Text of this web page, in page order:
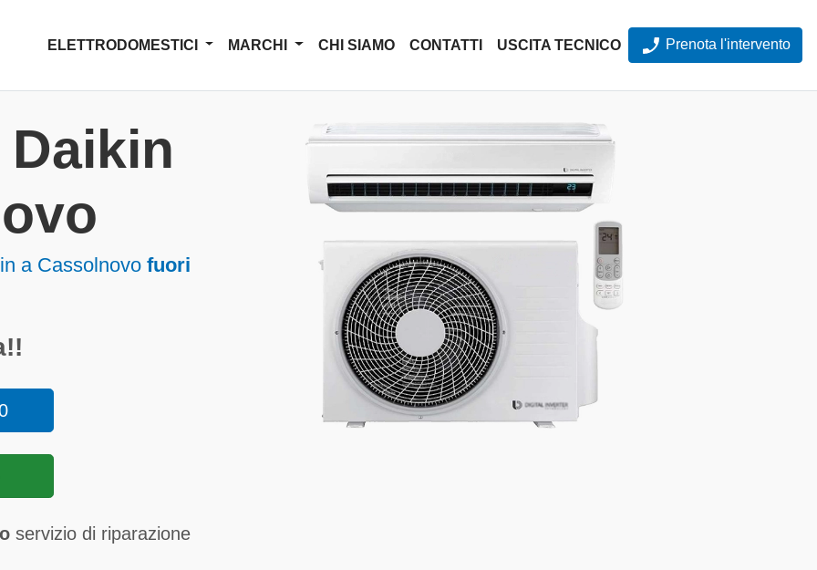
ELETTRODOMESTICI MARCHI CHI SIAMO CONTATTI USCITA TECNICO Prenota l'intervento
a Cassolnovo fuori
servizio di riparazione